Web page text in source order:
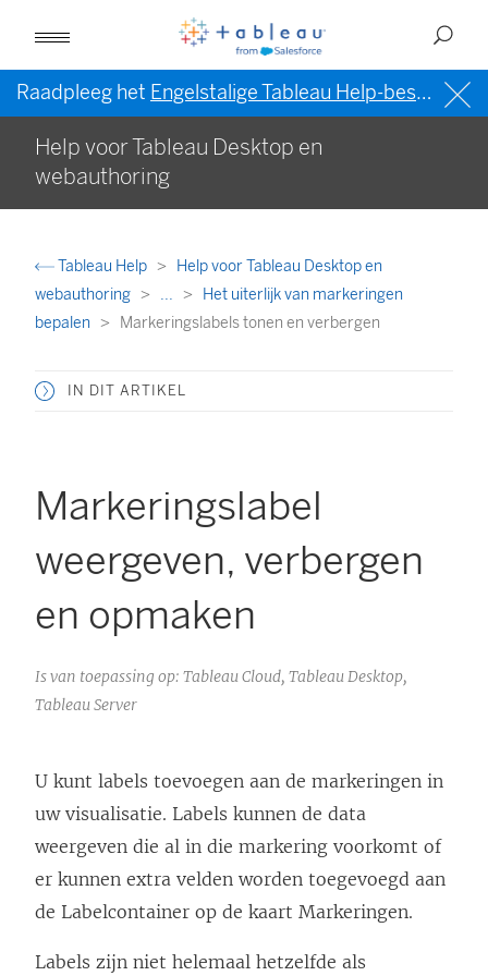
Raadpleeg het Engelstalige Tableau Help-bestand (VS)
Help voor Tableau Desktop en
webauthoring
Tableau Help
Help voor Tableau Desktop en
webauthoring
...
Het uiterlijk van markeringen
bepalen
Markeringslabels tonen en verbergen
IN DIT ARTIKEL
Markeringslabel
weergeven, verbergen
en opmaken
Is van toepassing op: Tableau Cloud, Tableau Desktop,
Tableau Server
U kunt labels toevoegen aan de markeringen in
uw visualisatie. Labels kunnen de data
weergeven die al in die markering voorkomt of
er kunnen extra velden worden toegevoegd aan
de Labelcontainer op de kaart Markeringen.
Labels zijn niet helemaal hetzelfde als